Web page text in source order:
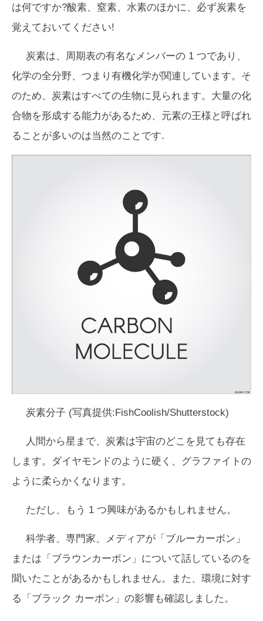
は何ですか?酸素、窒素、水素のほかに、必ず炭素を
覚えておいてください!
炭素は、周期表の有名なメンバーの 1 つであり、
化学の全分野、つまり有機化学が関連しています。そ
のため、炭素はすべての生物に見られます。大量の化
合物を形成する能力があるため、元素の王様と呼ばれ
ることが多いのは当然のことです.
炭素分子 (写真提供:FishCoolish/Shutterstock)
人間から星まで、炭素は宇宙のどこを見ても存在
します。ダイヤモンドのように硬く、グラファイトの
ように柔らかくなります。
ただし、もう 1 つ興味があるかもしれません。
科学者、専門家、メディアが「ブルーカーボン」
または「ブラウンカーボン」について話しているのを
聞いたことがあるかもしれません。また、環境に対す
る「ブラック カーボン」の影響も確認しました。